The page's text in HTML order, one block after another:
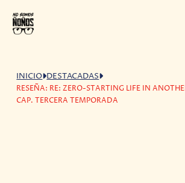
INICIO DESTACADAS
RESEÑA: RE: ZERO-STARTING LIFE IN
CAP. TERCERA TEMPORADA